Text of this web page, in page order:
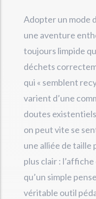
Adopter un mode
une aventure
toujours limpide
déchets
qui « semblent
varient d’une
doutes
on peut vite se
une alliée de taille
plus clair :
qu’un simple
véritable outil